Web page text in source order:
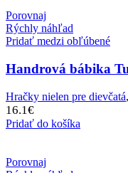
Porovnaj
Rýchly náhľad
Pridať medzi obľúbené
Handrová bábika
Hračky nielen pre dievčatá,
16.1€
Pridať do košíka
Porovnaj